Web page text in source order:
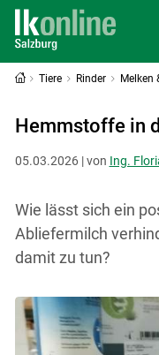
Tiere Rinder Melken
Hemmstoffe in
05.03.2026 | von Ing.
Wie lässt sich ein
Abliefermilch
damit zu tun?